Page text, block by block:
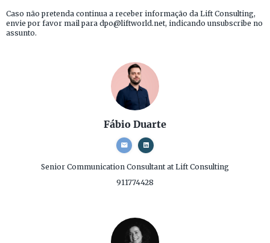
Caso não pretenda continua a receber informação da Lift Consulting,
envie por favor mail para dpo@liftworld.net, indicando unsubscribe no
assunto.
Fábio Duarte
Senior Communication Consultantat Lift Consulting
911774428